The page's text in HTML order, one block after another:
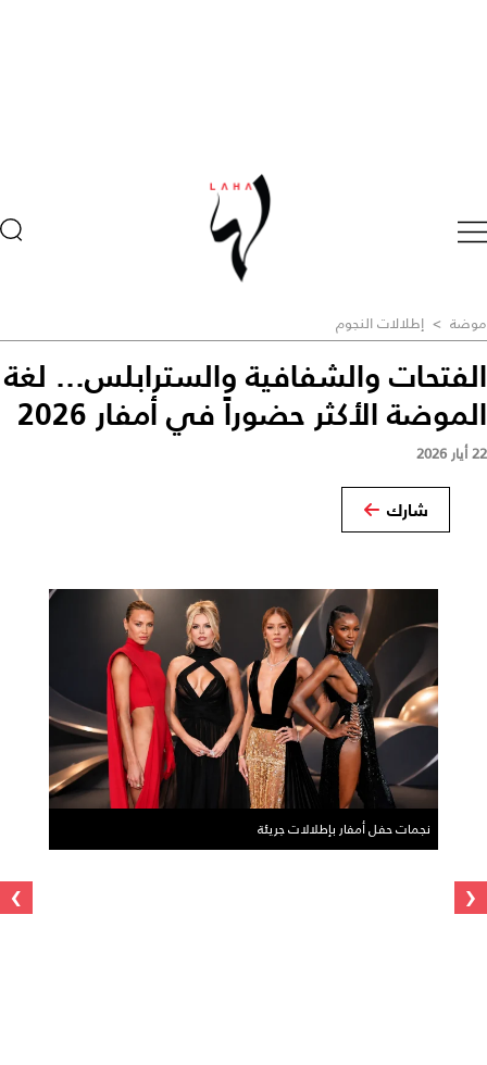
موضة > إطلالات النجوم
الفتحات والشفافية والسترابلس... لغة
الموضة الأكثر حضوراً في أمفار 2026
22 أيار 2026
شارك
نجمات حفل أمفار بإطلالات جريئة
‹
›